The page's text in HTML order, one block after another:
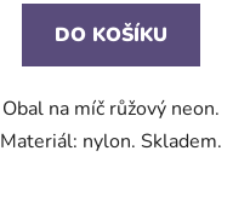
DO KOŠÍKU
Obal na míč růžový neon.
Materiál: nylon. Skladem.